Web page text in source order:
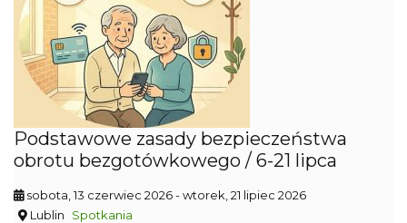
Podstawowe zasady bezpieczeństwa
obrotu bezgotówkowego / 6-21 lipca
sobota, 13 czerwiec 2026- wtorek, 21 lipiec 2026
Lublin
Spotkania